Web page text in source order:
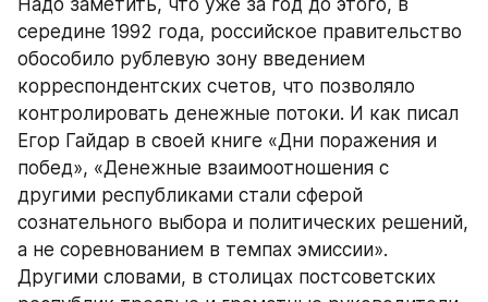
Надо заметить, что уже за год до этого, в
середине 1992 года, российское правительство
обособило рублевую зону введением
корреспондентских счетов, что позволяло
контролировать денежные потоки. И как писал
Егор Гайдар в своей книге «Дни поражения и
побед», «Денежные взаимоотношения с
другими республиками стали сферой
сознательного выбора и политических решений,
а не соревнованием в темпах эмиссии».
Другими словами, в столицах постсоветских